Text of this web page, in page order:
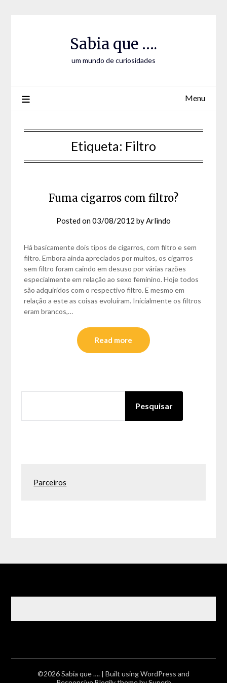
Sabia que ….
um mundo de curiosidades
Menu
Etiqueta: Filtro
Fuma cigarros com filtro?
Posted on03/08/2012 byArlindo
Há basicamente dois tipos de cigarros, com filtro e sem
filtro. Embora ainda apreciados por muitos, os cigarros
sem filtro foram caindo em desuso por várias razões
especialmente em relação ao sexo feminino. Hoje todos
são adquiridos com o respectivo filtro. E mesmo em
relação a este as coisas evoluíram. Inicialmente os filtros
eram brancos,…
Read more
Pesquisar
Parceiros
©2026 Sabia que …. | Built using WordPress and